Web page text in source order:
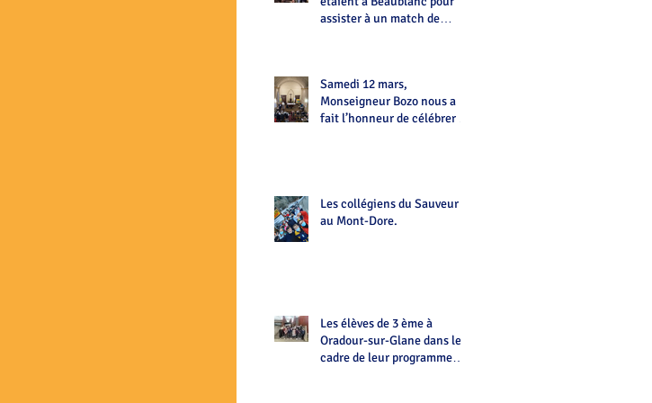
assister à un match de
Samedi 12 mars,
Monseigneur Bozo nous a
fait l’honneur de célébrer la
Les collégiens du Sauveur
au Mont-Dore.
Les élèves de 3 ème à
Oradour-sur-Glane dans le
cadre de leur programme